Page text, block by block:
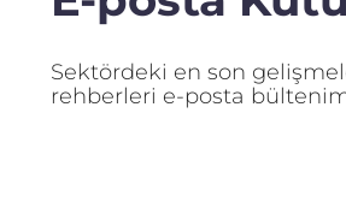
Sektördeki en son
rehberleri e-posta